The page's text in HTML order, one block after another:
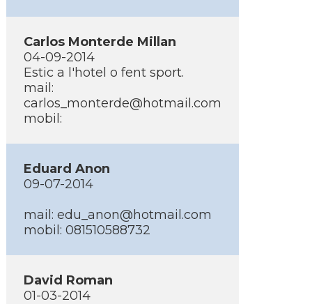
Carlos Monterde Millan
04-09-2014
Estic a l'hotel o fent sport.
mail:
carlos_monterde@hotmail.com
mobil:
Eduard Anon
09-07-2014
mail: edu_anon@hotmail.com
mobil: 081510588732
David Roman
01-03-2014